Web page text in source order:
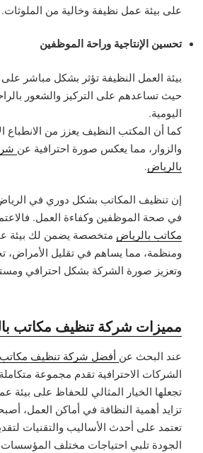
على بيئة عمل نظيفة وخالية من الملوثات.
تحسين الإنتاجية وراحة الموظفين
بيئة العمل النظيفة تؤثر بشكل مباشر
حيث تساعدهم على التركيز والشعور
اليومية.
كما أن المكتب النظيف يعزز من الانطباع
والزوار، مما يعكس صورة احترافية عن
بالرياض.
إن تنظيف المكاتب بشكل دوري في الرياض
في صحة الموظفين وكفاءة العمل.
مكاتب بالرياض متخصصة يضمن لك بيئة
ومنظمة، مما يساهم في تقليل الأمراض،
وتعزيز صورة الشركة بشكل احترافي
مميزات شركة تنظيف مكاتب
عند البحث عن أفضل شركة تنظيف مكاتب
الشركات الاحترافية تقدم مجموعة
تجعلها الخيار المثالي للحفاظ على
تزايد أهمية النظافة في أماكن العمل،
تعتمد على أحدث الأساليب والتقنيات
الجودة تلبي احتياجات مختلف المؤسسات.